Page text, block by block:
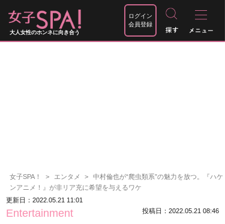
大人女性のホンネに向き合う
ログイン
会員登録
女子SPA！ エンタメ
中村倫也が“爬虫類系”の魅力を放つ。『ハケ
ンアニメ！』が非リア充に希望を与えるワケ
更新日：2022.05.21 11:01
Entertainment 投稿日：2022.05.21 08:46